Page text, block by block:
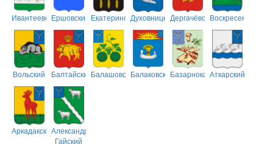
ИвантеевскийЕршовский ЕкатериновскийДуховницкийДергачёвскийВоскресенский
Вольский БалтайскийБалашовскийБалаковскийБазарнокарабулакский
Аткарский
АркадакскийАлександрово-
Гайский